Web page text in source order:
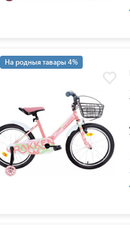
На родныя тавары 4%